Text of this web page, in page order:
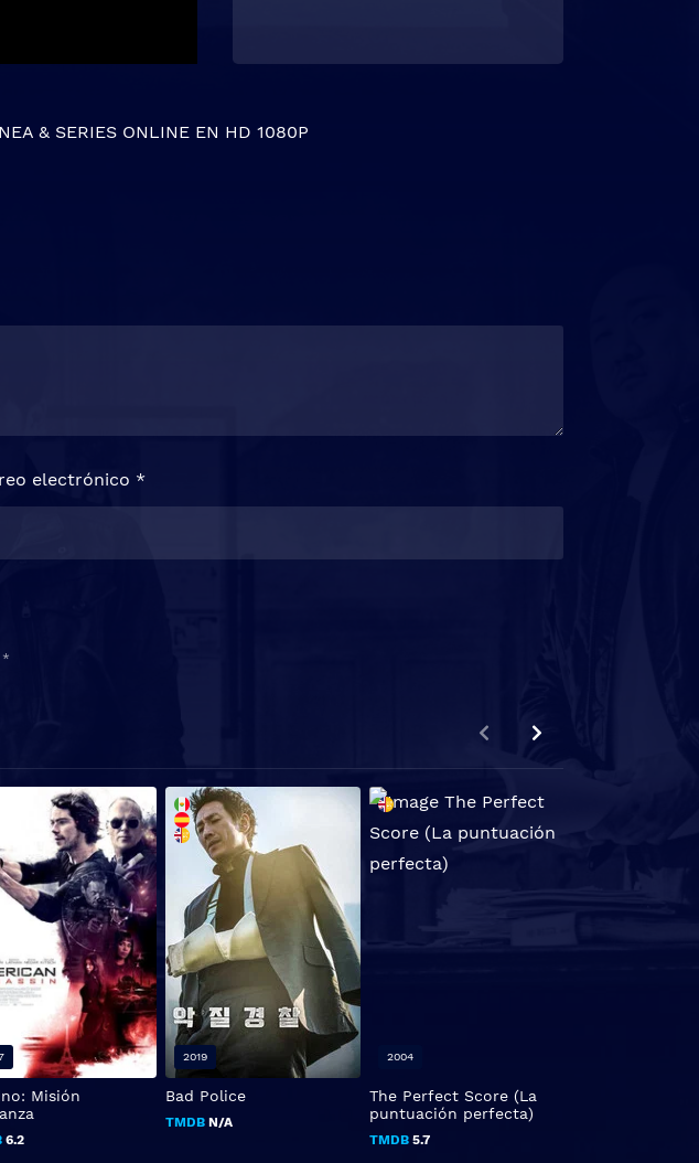
& SERIES ONLINEEN HD 1080P
*
electrónico *
Misión
6.2
Bad Police
TMDB N/A
2019
The Perfect Score (La
puntuación perfecta)
TMDB5.7
2004